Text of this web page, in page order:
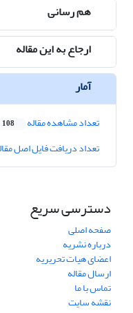
هم رسانی
ارجاع به این مقاله
آمار
تعداد مشاهده مقاله 108
تعداد دریافت فایل اصل
دسترسی سریع
صفحه اصلی
درباره نشریه
اعضای هیات تحریریه
ارسال مقاله
تماس با ما
نقشه سایت